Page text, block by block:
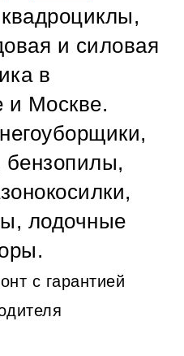
и силовая
в
и Москве.
лодочные
с гарантией